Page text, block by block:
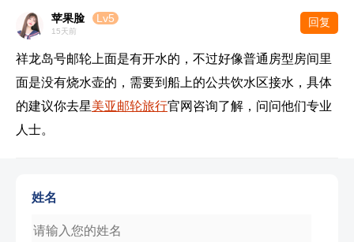
苹果脸 Lv5
15天前
回复
祥龙岛号邮轮上面是有开水的，不过好像普通房型房间里
面是没有烧水壶的，需要到船上的公共饮水区接水，具体
的建议你去星美亚邮轮旅行官网咨询了解，问问他们专业
人士。
姓名